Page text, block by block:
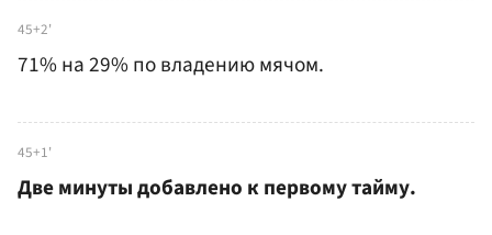
45+2'
71% на 29% по владению мячом.
45+1'
Две минуты добавлено к первому тайму.